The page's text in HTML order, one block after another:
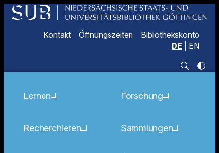
Kontakt Öffnungszeiten
Bibliothekskonto
DE
EN
Lernen
Recherchieren
Forschung
Sammlungen